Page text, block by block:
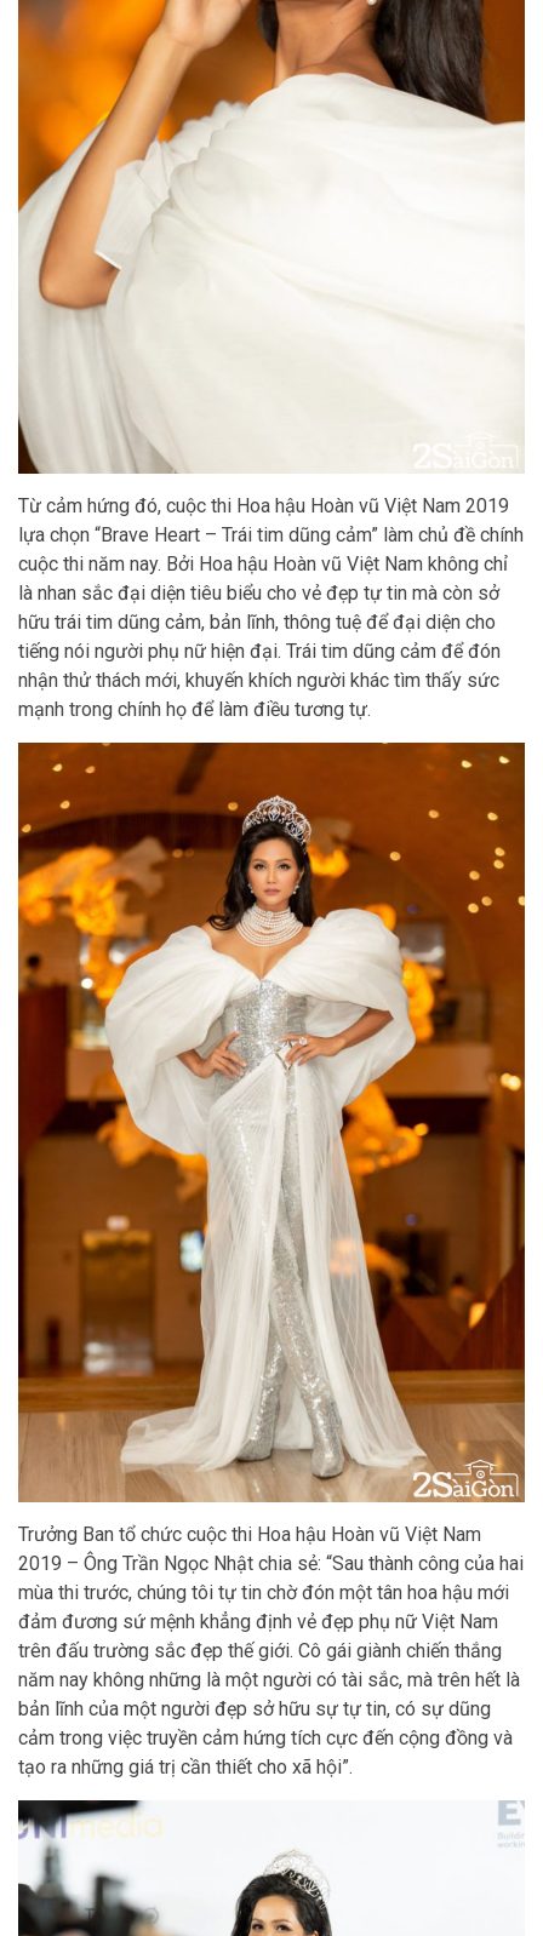
Từ cảm hứng đó, cuộc thi Hoa hậu Hoàn vũ Việt Nam 2019
lựa chọn “Brave Heart – Trái tim dũng cảm” làm chủ đề chính
cuộc thi năm nay. Bởi Hoa hậu Hoàn vũ Việt Nam không chỉ
là nhan sắc đại diện tiêu biểu cho vẻ đẹp tự tin mà còn sở
hữu trái tim dũng cảm, bản lĩnh, thông tuệ để đại diện cho
tiếng nói người phụ nữ hiện đại. Trái tim dũng cảm để đón
nhận thử thách mới, khuyến khích người khác tìm thấy sức
mạnh trong chính họ để làm điều tương tự.
Trưởng Ban tổ chức cuộc thi Hoa hậu Hoàn vũ Việt Nam
2019 – Ông Trần Ngọc Nhật chia sẻ: “Sau thành công của hai
mùa thi trước, chúng tôi tự tin chờ đón một tân hoa hậu mới
đảm đương sứ mệnh khẳng định vẻ đẹp phụ nữ Việt Nam
trên đấu trường sắc đẹp thế giới. Cô gái giành chiến thắng
năm nay không những là một người có tài sắc, mà trên hết là
bản lĩnh của một người đẹp sở hữu sự tự tin, có sự dũng
cảm trong việc truyền cảm hứng tích cực đến cộng đồng và
tạo ra những giá trị cần thiết cho xã hội”.